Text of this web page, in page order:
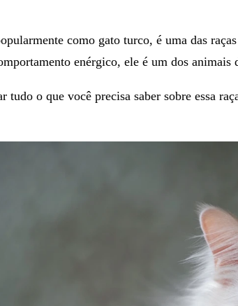
como gato turco, é uma das
enérgico, ele é um dos animais
tudo o que você precisa saber sobre essa